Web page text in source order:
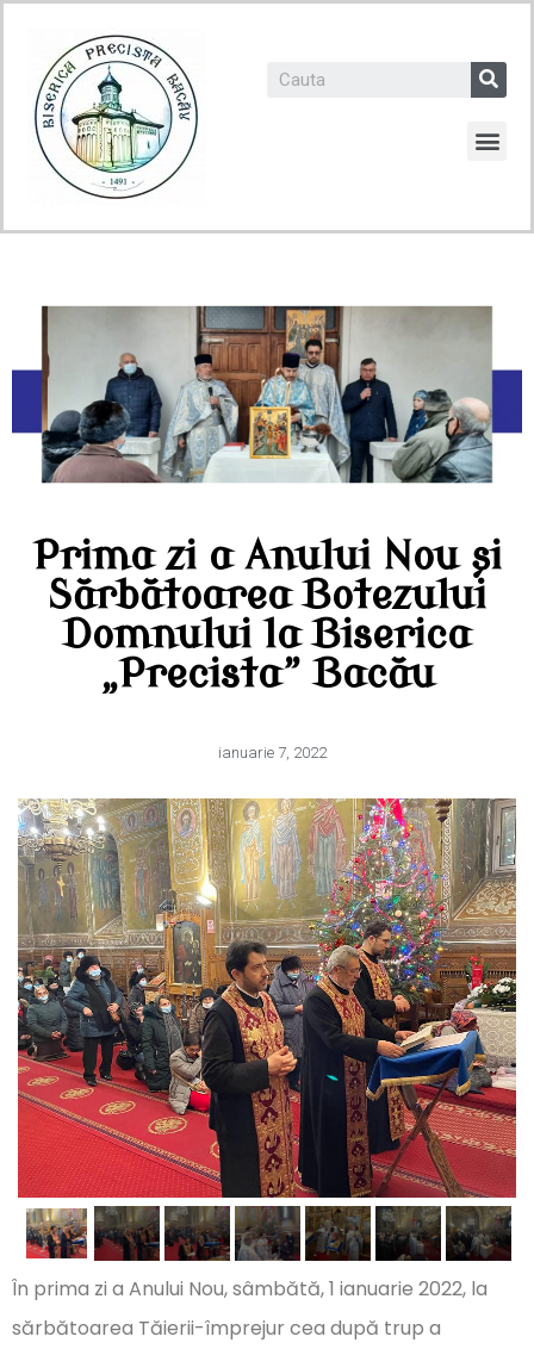
Prima zi a Anului Nou și
Sărbătoarea Botezului
Domnului la Biserica
„Precista” Bacău
ianuarie 7, 2022
În prima zi a Anului Nou, sâmbătă, 1 ianuarie 2022, la
sărbătoarea Tăierii-împrejur cea după trup a